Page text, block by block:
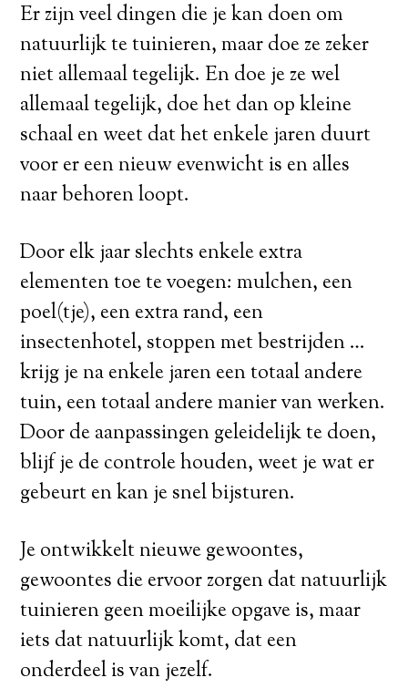
Er zijn veel dingen die je kan doen om
natuurlijk te tuinieren, maar doe ze zeker
niet allemaal tegelijk. En doe je ze wel
allemaal tegelijk, doe het dan op kleine
schaal en weet dat het enkele jaren duurt
voor er een nieuw evenwicht is en alles
naar behoren loopt.
Door elk jaar slechts enkele extra
elementen toe te voegen: mulchen, een
poel(tje), een extra rand, een
insectenhotel, stoppen met bestrijden …
krijg je na enkele jaren een totaal andere
tuin, een totaal andere manier van werken.
Door de aanpassingen geleidelijk te doen,
blijf je de controle houden, weet je wat er
gebeurt en kan je snel bijsturen.
Je ontwikkelt nieuwe gewoontes,
gewoontes die ervoor zorgen dat natuurlijk
tuinieren geen moeilijke opgave is, maar
iets dat natuurlijk komt, dat een
onderdeel is van jezelf.